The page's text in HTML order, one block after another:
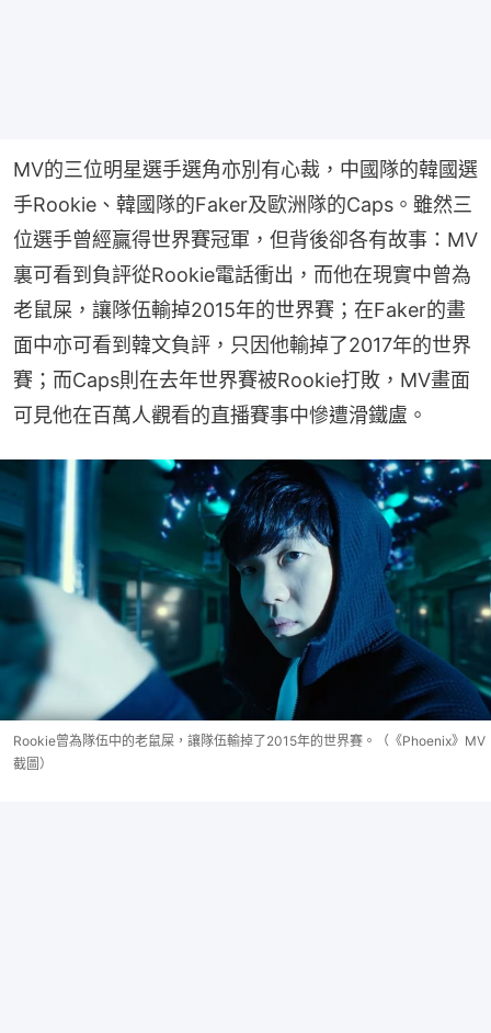
MV的三位明星選手選角亦別有心裁，中國隊的韓國選
手Rookie、韓國隊的Faker及歐洲隊的Caps。雖然三
位選手曾經贏得世界賽冠軍，但背後卻各有故事：MV
裏可看到負評從Rookie電話衝出，而他在現實中曾為
老鼠屎，讓隊伍輸掉2015年的世界賽；在Faker的畫
面中亦可看到韓文負評，只因他輸掉了2017年的世界
賽；而Caps則在去年世界賽被Rookie打敗，MV畫面
可見他在百萬人觀看的直播賽事中慘遭滑鐵盧。
Rookie曾為隊伍中的老鼠屎，讓隊伍輸掉了2015年的世界賽。（《Phoenix》MV
截圖）